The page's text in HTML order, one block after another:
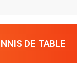
DE TABLE